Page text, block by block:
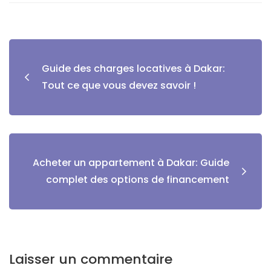
Guide des charges locatives à Dakar:
Tout ce que vous devez savoir !
Acheter un appartement à Dakar: Guide
complet des options de financement
Laisser un commentaire